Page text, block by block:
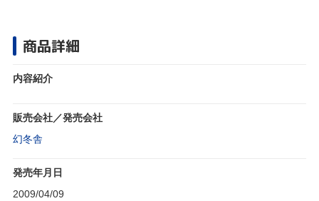
商品詳細
内容紹介
販売会社／発売会社
幻冬舎
発売年月日
2009/04/09